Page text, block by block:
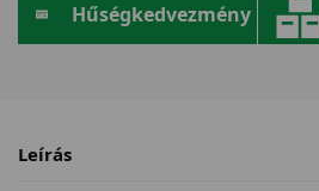
Hűségkedvezmény
Leírás